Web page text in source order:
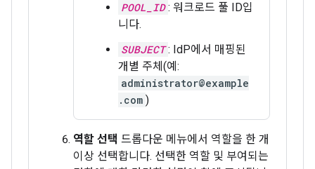
POOL_ID : 워크로드 풀 ID입
니다.
SUBJECT : IdP에서 매핑된
개별 주체(예:
administrator@example
.com )
역할 선택 드롭다운 메뉴에서 역할을 한 개
이상 선택합니다. 선택한 역할 및 부여되는